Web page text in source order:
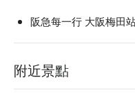
阪急每一行 大阪梅田
附近景點